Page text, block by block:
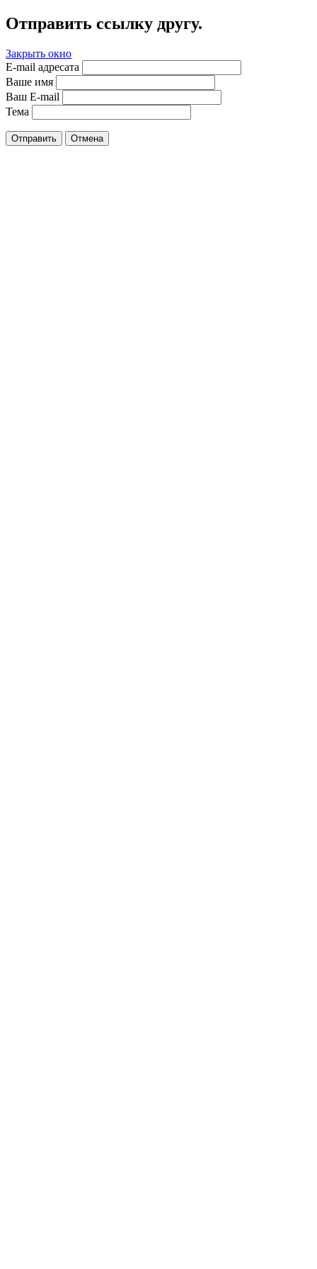
Отправить ссылку другу.
Закрыть окно
E-mail адресата
Ваше имя
Ваш E-mail
Тема
Отправить Отмена